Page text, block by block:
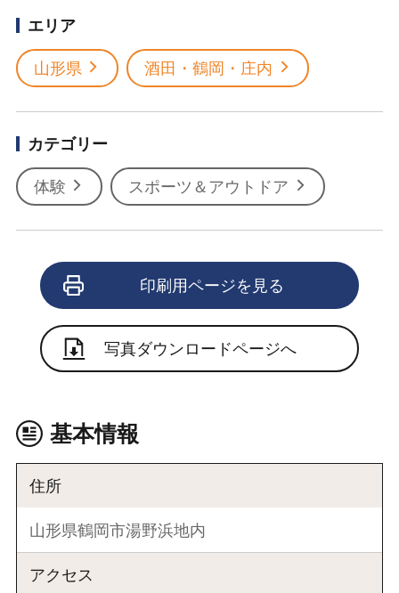
エリア
山形県 酒田・鶴岡・庄内
カテゴリー
体験 スポーツ＆アウトドア
印刷用ページを見る
写真ダウンロードページへ
基本情報
住所
山形県鶴岡市湯野浜地内
アクセス